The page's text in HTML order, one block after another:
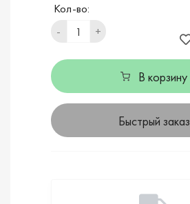
Кол-во:
-
+
В корзину
Быстрый заказ